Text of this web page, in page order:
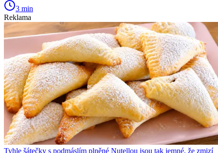
3 min
Reklama
Tyhle šátečky s podmáslím plněné Nutellou jsou tak jemné, že zmizí